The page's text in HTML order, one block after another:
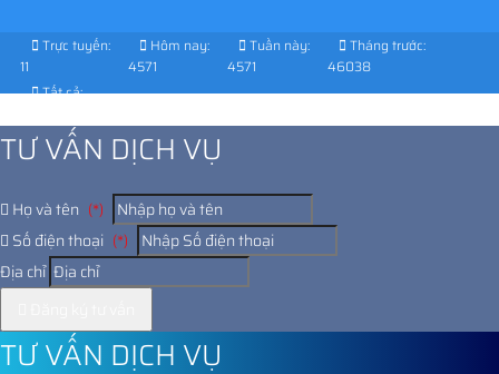
Trực tuyến:
11
Hôm nay:
4571
Tuần này:
4571
Tháng trước:
46038
Tất cả:
TƯ VẤN DỊCH VỤ
Họ và tên (*)
Số điện thoại (*)
Địa chỉ
TƯ VẤN DỊCH VỤ